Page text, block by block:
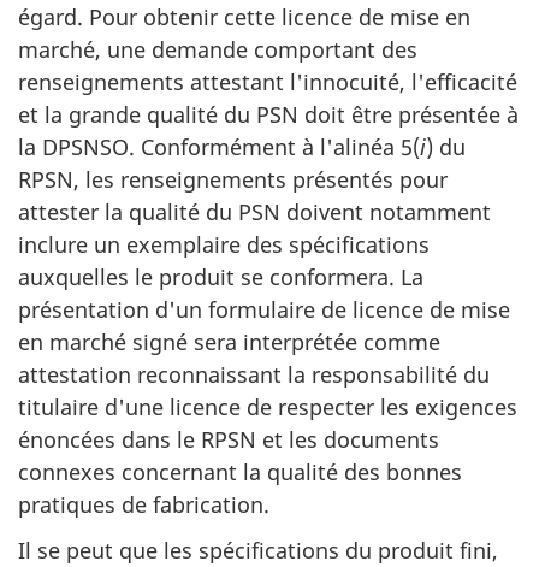
égard. Pour obtenir cette licence de mise en
marché, une demande comportant des
renseignements attestant l'innocuité, l'efficacité
et la grande qualité du PSN doit être présentée à
la DPSNSO. Conformément à l'alinéa 5(i) du
RPSN, les renseignements présentés pour
attester la qualité du PSN doivent notamment
inclure un exemplaire des spécifications
auxquelles le produit se conformera. La
présentation d'un formulaire de licence de mise
en marché signé sera interprétée comme
attestation reconnaissant la responsabilité du
titulaire d'une licence de respecter les exigences
énoncées dans le RPSN et les documents
connexes concernant la qualité des bonnes
pratiques de fabrication.
Il se peut que les spécifications du produit fini,